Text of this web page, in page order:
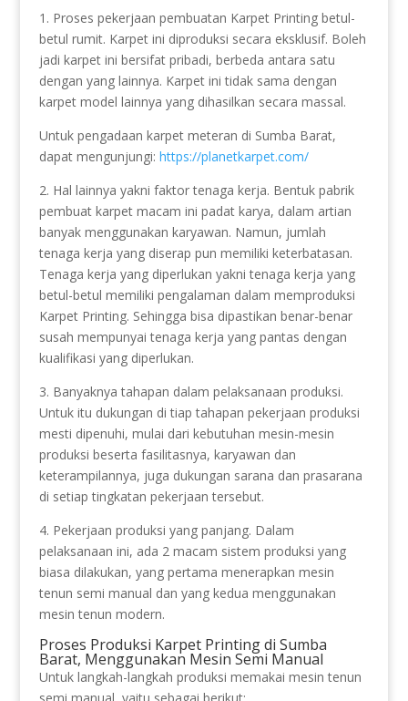
1. Proses pekerjaan pembuatan Karpet Printing betul-
betul rumit. Karpet ini diproduksi secara eksklusif. Boleh
jadi karpet ini bersifat pribadi, berbeda antara satu
dengan yang lainnya. Karpet ini tidak sama dengan
karpet model lainnya yang dihasilkan secara massal.
Untuk pengadaan karpet meteran di Sumba Barat,
dapat mengunjungi: https://planetkarpet.com/
2. Hal lainnya yakni faktor tenaga kerja. Bentuk pabrik
pembuat karpet macam ini padat karya, dalam artian
banyak menggunakan karyawan. Namun, jumlah
tenaga kerja yang diserap pun memiliki keterbatasan.
Tenaga kerja yang diperlukan yakni tenaga kerja yang
betul-betul memiliki pengalaman dalam memproduksi
Karpet Printing. Sehingga bisa dipastikan benar-benar
susah mempunyai tenaga kerja yang pantas dengan
kualifikasi yang diperlukan.
3. Banyaknya tahapan dalam pelaksanaan produksi.
Untuk itu dukungan di tiap tahapan pekerjaan produksi
mesti dipenuhi, mulai dari kebutuhan mesin-mesin
produksi beserta fasilitasnya, karyawan dan
keterampilannya, juga dukungan sarana dan prasarana
di setiap tingkatan pekerjaan tersebut.
4. Pekerjaan produksi yang panjang. Dalam
pelaksanaan ini, ada 2 macam sistem produksi yang
biasa dilakukan, yang pertama menerapkan mesin
tenun semi manual dan yang kedua menggunakan
mesin tenun modern.
Proses Produksi Karpet Printing di Sumba
Barat, Menggunakan Mesin Semi Manual
Untuk langkah-langkah produksi memakai mesin tenun